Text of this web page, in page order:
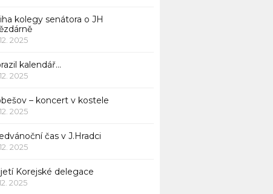
kolegy senátora o JH
2025
kalendář…
2025
– koncert v kostele
2025
čas v J.Hradci
2025
Korejské delegace
2025